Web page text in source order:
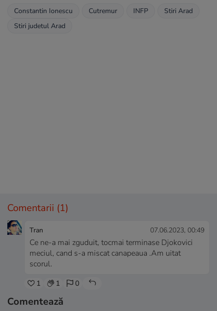
Constantin Ionescu Cutremur INFP
Stiri Arad
Stiri judetul Arad
Comentarii (1)
Tran 07.06.2023, 00:49
Ce ne-a mai zguduit, tocmai terminase Djokovici
meciul, cand s-a miscat canapeaua .Am uitat
scorul.
1 1 0
Comentează